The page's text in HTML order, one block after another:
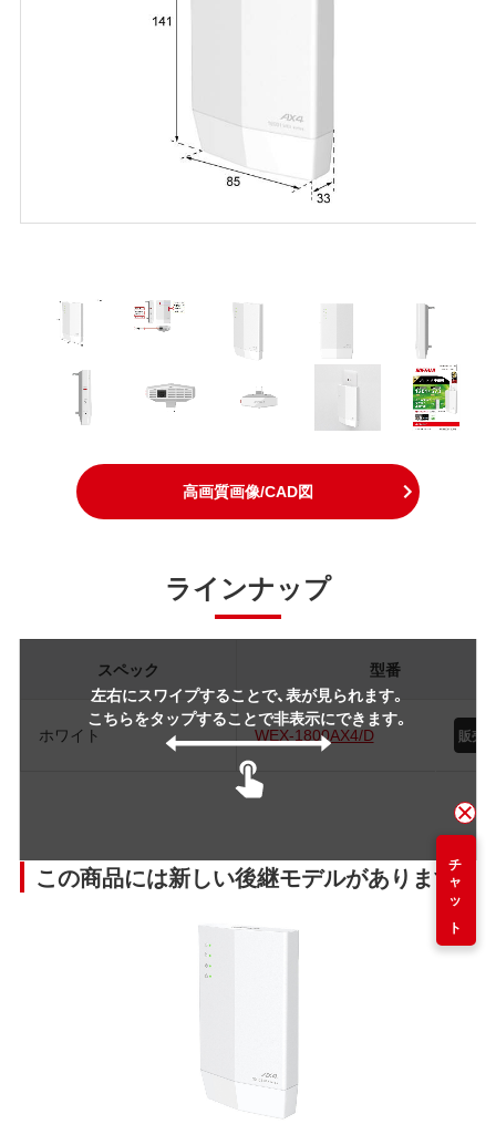
高画質画像/CAD図
ラインナップ
左右にスワイプすることで、表が見られます。
こちらをタップすることで非表示にできます。
スペック 型番
ホワイト WEX-1800AX4/D
この商品には新しい後継モデルがありますチャット